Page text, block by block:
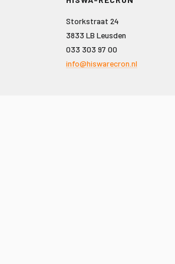
Storkstraat 24
3833 LB Leusden
033 303 97 00
info@hiswarecron.nl